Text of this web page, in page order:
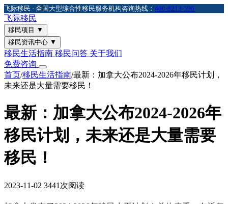
飞际移民 · 全国大型综合性移民服务机构咨询热线： 400-8213-596
飞际移民
移民项目 ▼
移民资讯中心 ▼
移民生活指南 移民问答 关于我们
免费咨询
首页/移民生活指南/最新：加拿大公布2024-2026年移民计划，
未来还是大量需要移民！
最新：加拿大公布2024-2026年
移民计划，未来还是大量需要
移民！
2023-11-02 3441次阅读